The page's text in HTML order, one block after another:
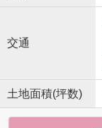
交通
土地面積(坪数)